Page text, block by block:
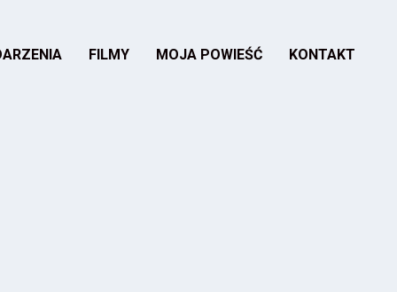
FILMY MOJA POWIEŚĆ KONTAKT